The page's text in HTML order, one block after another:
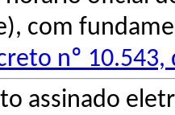
com
nº
assinado